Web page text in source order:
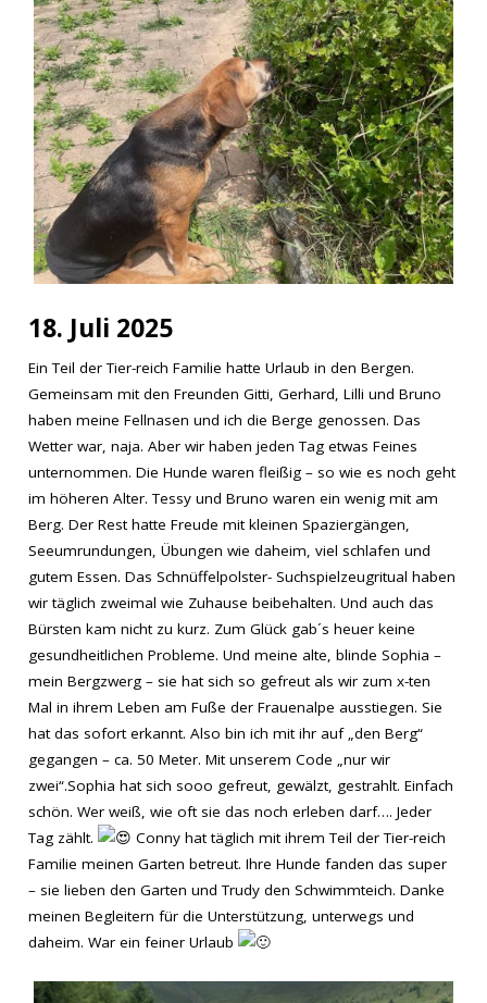
18. Juli 2025
Ein Teil der Tier-reich Familie hatte Urlaub in den Bergen.
Gemeinsam mit den Freunden Gitti, Gerhard, Lilli und Bruno
haben meine Fellnasen und ich die Berge genossen. Das
Wetter war, naja. Aber wir haben jeden Tag etwas Feines
unternommen. Die Hunde waren fleißig – so wie es noch geht
im höheren Alter. Tessy und Bruno waren ein wenig mit am
Berg. Der Rest hatte Freude mit kleinen Spaziergängen,
Seeumrundungen, Übungen wie daheim, viel schlafen und
gutem Essen. Das Schnüffelpolster- Suchspielzeugritual haben
wir täglich zweimal wie Zuhause beibehalten. Und auch das
Bürsten kam nicht zu kurz. Zum Glück gab´s heuer keine
gesundheitlichen Probleme. Und meine alte, blinde Sophia –
mein Bergzwerg – sie hat sich so gefreut als wir zum x-ten
Mal in ihrem Leben am Fuße der Frauenalpe ausstiegen. Sie
hat das sofort erkannt. Also bin ich mit ihr auf „den Berg“
gegangen – ca. 50 Meter. Mit unserem Code „nur wir
zwei“.Sophia hat sich sooo gefreut, gewälzt, gestrahlt. Einfach
schön. Wer weiß, wie oft sie das noch erleben darf…. Jeder
Tag zählt.
Conny hat täglich mit ihrem Teil der Tier-reich
Familie meinen Garten betreut. Ihre Hunde fanden das super
– sie lieben den Garten und Trudy den Schwimmteich. Danke
meinen Begleitern für die Unterstützung, unterwegs und
daheim. War ein feiner Urlaub